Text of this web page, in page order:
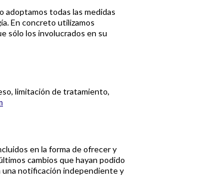
adoptamos todas las medidas
En concreto utilizamos
sólo los involucrados en su
limitación de tratamiento,
en la forma de ofrecer y
cambios que hayan podido
una notificación independiente y